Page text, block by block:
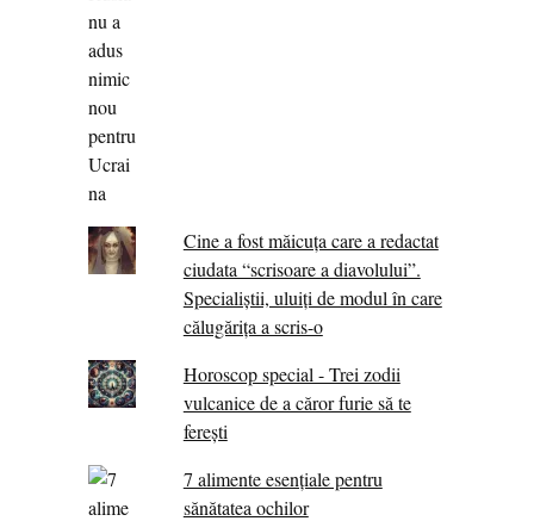
Cine a fost măicuţa care a redactat
ciudata “scrisoare a diavolului”.
Specialiştii, uluiţi de modul în care
călugărița a scris-o
Horoscop special - Trei zodii
vulcanice de a căror furie să te
ferești
7 alimente esenţiale pentru
sănătatea ochilor